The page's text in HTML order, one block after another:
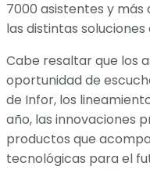
7000 asistentes y más
las distintas
Cabe resaltar que los
oportunidad de
de Infor, los
año, las innovaciones
productos que
tecnológicas para el